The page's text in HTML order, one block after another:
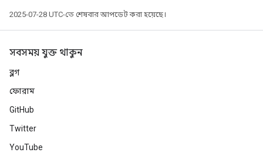
2025-07-28 UTC-তে শেষবার আপডেট করা হয়েছে।
সবসময় যুক্ত থাকুন
ব্লগ
ফোরাম
GitHub
Twitter
YouTube